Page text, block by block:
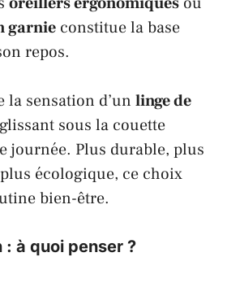
garnie constitue la base
repos.
la sensation d’un linge de
sous la couette
journée. Plus durable, plus
écologique, ce choix
bien-être.
à quoi penser ?